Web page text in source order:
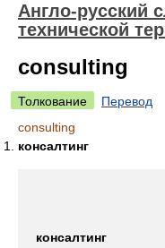
Англо-русский
технической
consulting
Толкование
Перевод
consulting
консалтинг
консалтинг